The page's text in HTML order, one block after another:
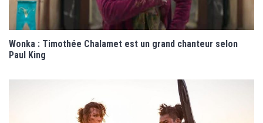
Wonka : Timothée Chalamet est un grand chanteur selon
Paul King